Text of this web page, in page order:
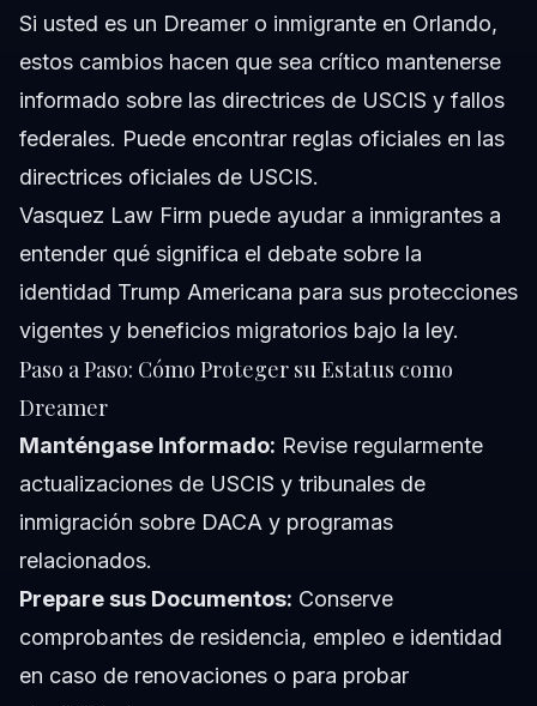
Si usted es un Dreamer o inmigrante en Orlando,
estos cambios hacen que sea crítico mantenerse
informado sobre las directrices de USCIS y fallos
federales. Puede encontrar reglas oficiales en las
directrices oficiales de USCIS.
Vasquez Law Firm puede ayudar a inmigrantes a
entender qué significa el debate sobre la
identidad Trump Americana para sus protecciones
vigentes y beneficios migratorios bajo la ley.
Paso a Paso: Cómo Proteger su Estatus como
Dreamer
Manténgase Informado: Revise regularmente
actualizaciones de USCIS y tribunales de
inmigración sobre DACA y programas
relacionados.
Prepare sus Documentos: Conserve
comprobantes de residencia, empleo e identidad
en caso de renovaciones o para probar